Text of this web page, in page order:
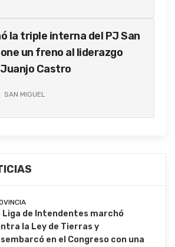
la triple interna del PJ San
un freno al liderazgo
Castro
SAN MIGUEL
Liga de Intendentes marchó
la Ley de Tierras y
en el Congreso con una